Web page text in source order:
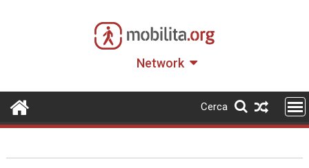
Network
Cerca